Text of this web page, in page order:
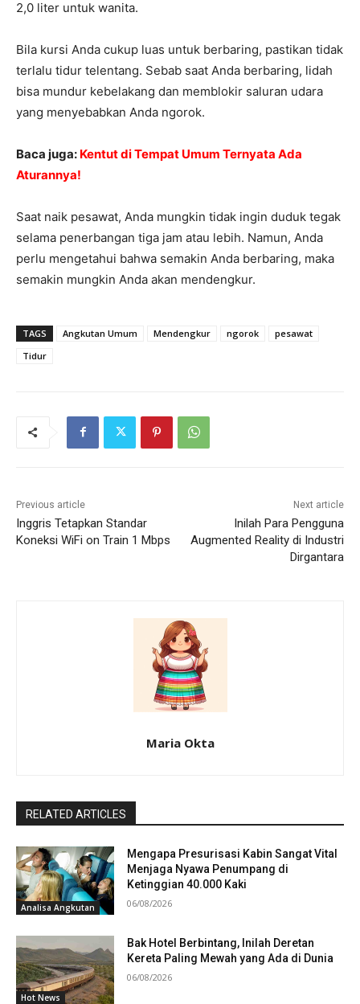
2,0 liter untuk wanita.
Bila kursi Anda cukup luas untuk berbaring, pastikan tidak
terlalu tidur telentang. Sebab saat Anda berbaring, lidah
bisa mundur kebelakang dan memblokir saluran udara
yang menyebabkan Anda ngorok.
Baca juga: Kentut di Tempat Umum Ternyata Ada
Aturannya!
Saat naik pesawat, Anda mungkin tidak ingin duduk tegak
selama penerbangan tiga jam atau lebih. Namun, Anda
perlu mengetahui bahwa semakin Anda berbaring, maka
semakin mungkin Anda akan mendengkur.
TAGS Angkutan Umum Mendengkur ngorok
pesawat
Tidur
Previous article
Inggris Tetapkan Standar
Koneksi WiFi on Train 1 Mbps
Next article
Inilah Para Pengguna
Augmented Reality di Industri
Dirgantara
Maria Okta
RELATED ARTICLES
Analisa Angkutan
Mengapa Presurisasi Kabin Sangat Vital
Menjaga Nyawa Penumpang di
Ketinggian 40.000 Kaki
06/08/2026
Hot News
Bak Hotel Berbintang, Inilah Deretan
Kereta Paling Mewah yang Ada di Dunia
06/08/2026